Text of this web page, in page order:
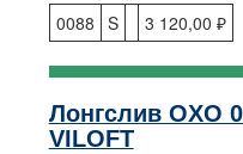
0088 S 3 120,00 ₽
Лонгслив OXO
VILOFT